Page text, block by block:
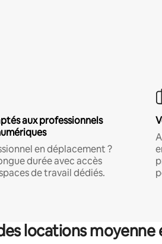
aux professionnels
en déplacement ?
durée avec accès
de travail dédiés.
locations